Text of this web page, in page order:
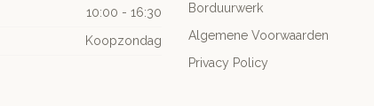
10:00 - 16:30
Koopzondag
Borduurwerk
Algemene Voorwaarden
Privacy Policy